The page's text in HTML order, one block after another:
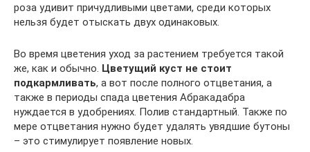
роза удивит причудливыми цветами, среди которых
нельзя будет отыскать двух одинаковых.
Во время цветения уход за растением требуется такой
же, как и обычно. Цветущий куст не стоит
подкармливать, а вот после полного отцветания, а
также в периоды спада цветения Абракадабра
нуждается в удобрениях. Полив стандартный. Также по
мере отцветания нужно будет удалять увядшие бутоны
– это стимулирует появление новых.